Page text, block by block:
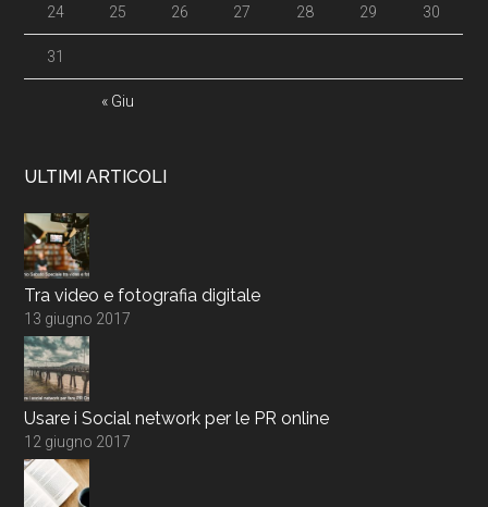
« Giu
24 25 26 27 28 29 30
31
ULTIMI ARTICOLI
Tra video e fotografia digitale
13 giugno 2017
Usare i Social network per le PR online
12 giugno 2017